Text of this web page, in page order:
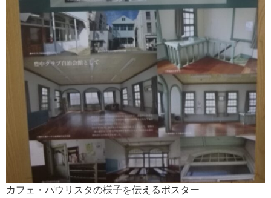
カフェ・パウリスタの様子を伝えるポスター